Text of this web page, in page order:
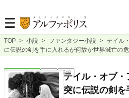
TOP > 小説 > ファンタジー小説 > テイル
に伝説の剣を手に入れるが何故か世界滅亡の
ファンタジー 完結 長編
テイル・オブ
突に伝説の剣